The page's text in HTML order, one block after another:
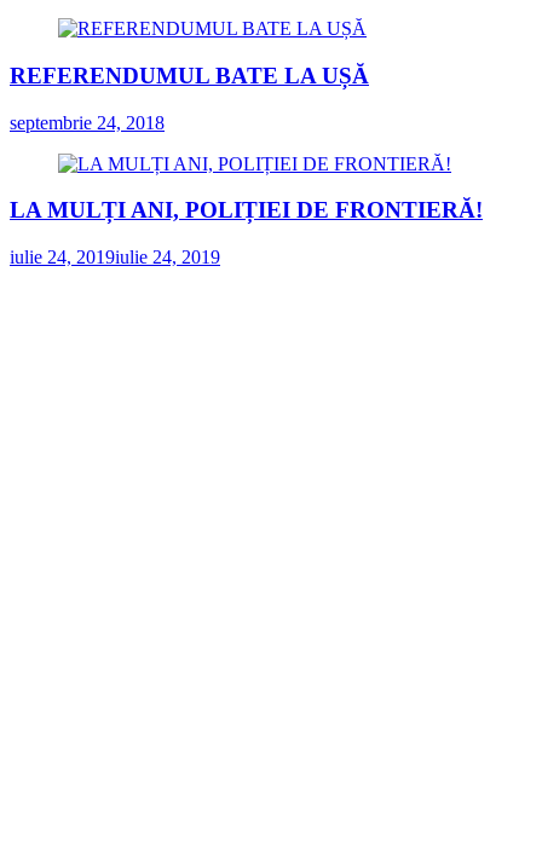
REFERENDUMUL BATE LA UȘĂ
septembrie 24, 2018
LA MULȚI ANI, POLIȚIEI DE FRONTIERĂ!
iulie 24, 2019iulie 24, 2019